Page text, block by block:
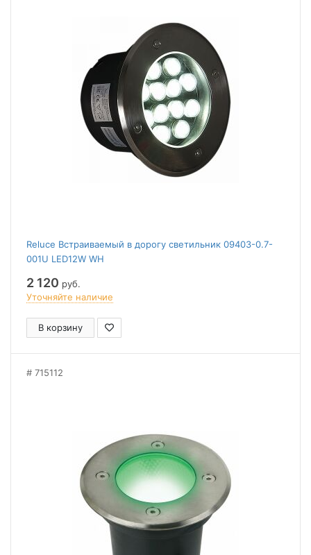
Reluce Встраиваемый в дорогу светильник 09403-0.7-
001U LED12W WH
2 120 руб.
Уточняйте наличие
В корзину
715112